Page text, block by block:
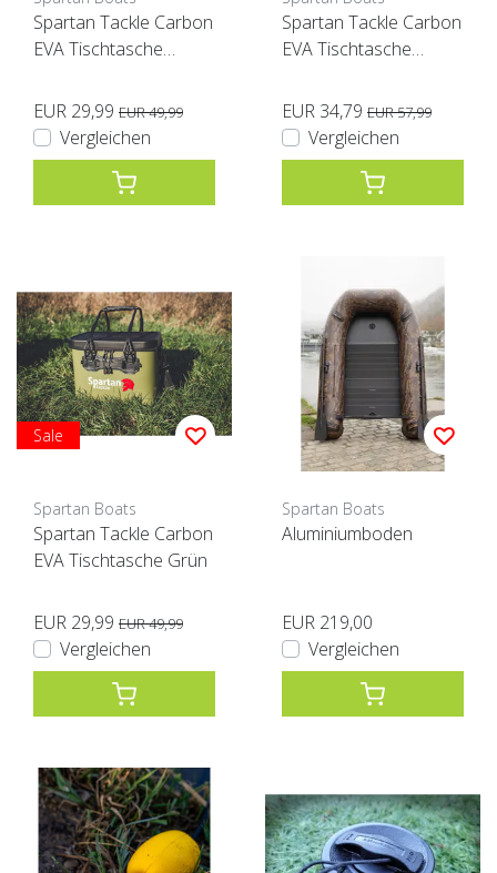
Spartan Tackle Carbon
EVA Tischtasche
EUR 29,99 EUR 49,99
Vergleichen
Spartan Tackle Carbon
EVA Tischtasche
EUR 34,79 EUR 57,99
Vergleichen
Sale
Spartan Boats
Spartan Tackle Carbon
EVA Tischtasche Grün
EUR 29,99 EUR 49,99
Vergleichen
Spartan Boats
Aluminiumboden
EUR 219,00
Vergleichen